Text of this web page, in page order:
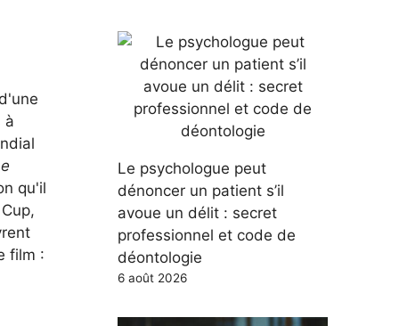
à
qu'il
film :
Le psychologue peut
dénoncer un patient s’il
avoue un délit : secret
professionnel et code de
déontologie
6 août 2026